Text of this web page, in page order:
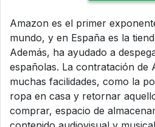
Amazon es el primer
mundo, y en España es la
Además, ha ayudado a
españolas. La contratación de
muchas facilidades, como la
ropa en casa y retornar
comprar, espacio de